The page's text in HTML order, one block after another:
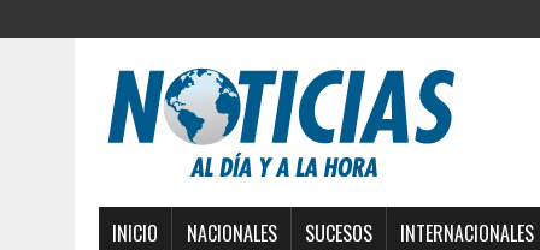
INICIO NACIONALES SUCESOS INTERNACIONALES